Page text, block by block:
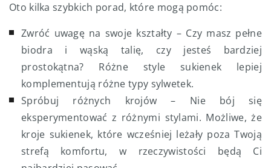
Oto kilka szybkich porad, które mogą pomóc:
Zwróć uwagę na swoje kształty – Czy masz pełne
biodra i wąską talię, czy jesteś bardziej
prostokątna? Różne style sukienek lepiej
komplementują różne typy sylwetek.
Spróbuj różnych krojów – Nie bój się
eksperymentować z różnymi stylami. Możliwe, że
kroje sukienek, które wcześniej leżały poza Twoją
strefą komfortu, w rzeczywistości będą Ci